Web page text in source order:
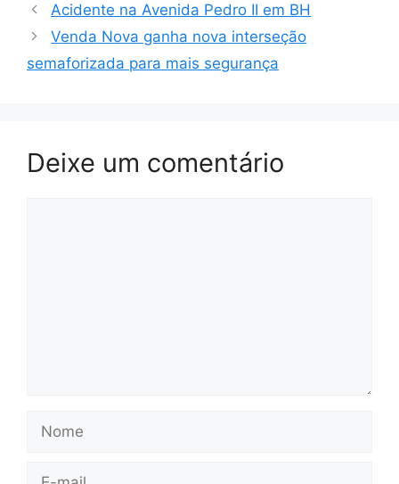
Acidente na Avenida Pedro II em BH
Venda Nova ganha nova interseção
semaforizada para mais segurança
Deixe um comentário
Nome